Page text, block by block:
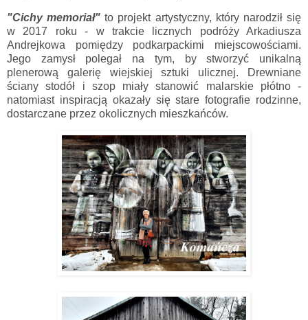
"Cichy memoriał" to projekt artystyczny, który narodził się
w 2017 roku - w trakcie licznych podróży Arkadiusza
Andrejkowa pomiędzy podkarpackimi miejscowościami.
Jego zamysł polegał na tym, by stworzyć unikalną
plenerową galerię wiejskiej sztuki ulicznej. Drewniane
ściany stodół i szop miały stanowić malarskie płótno -
natomiast inspiracją okazały się stare fotografie rodzinne,
dostarczane przez okolicznych mieszkańców.